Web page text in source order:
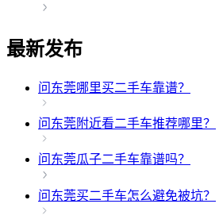
最新发布
问 东莞哪里买二手车靠谱？
问 东莞附近看二手车推荐哪里？
问 东莞瓜子二手车靠谱吗？
问 东莞买二手车怎么避免被坑？